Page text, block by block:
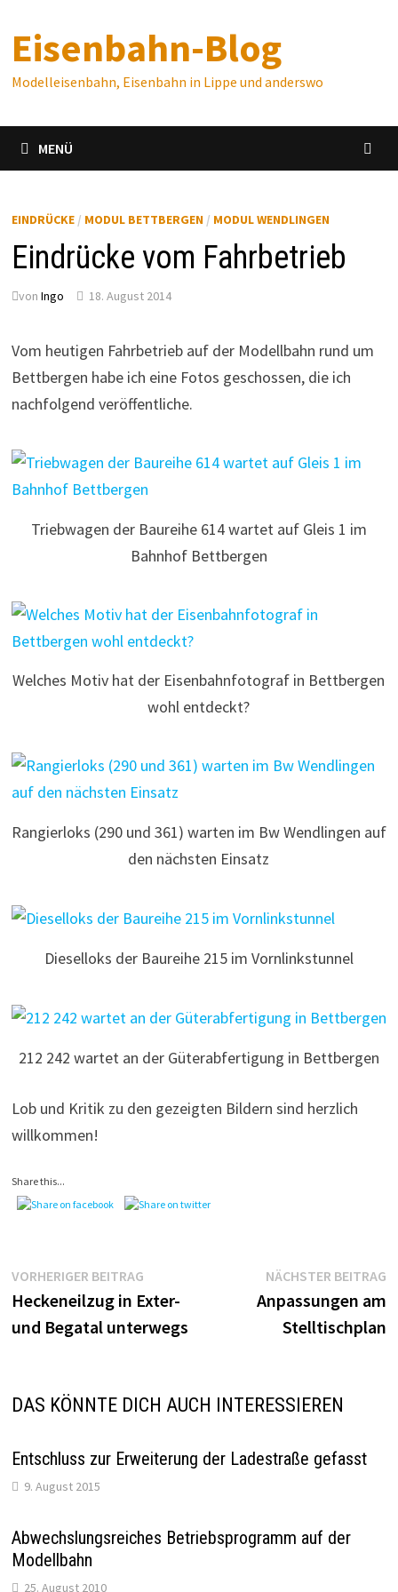
Inhalt
springen
Eisenbahn-Blog
Modelleisenbahn, Eisenbahn in Lippe und anderswo
MENÜ
EINDRÜCKE/ MODUL BETTBERGEN/ MODUL WENDLINGEN
Eindrücke vom Fahrbetrieb
von Ingo 18. August 2014
Vom heutigen Fahrbetrieb auf der Modellbahn rund um
Bettbergen habe ich eine Fotos geschossen, die ich
nachfolgend veröffentliche.
Triebwagen der Baureihe 614 wartet auf Gleis 1 im
Bahnhof Bettbergen
Welches Motiv hat der Eisenbahnfotograf in Bettbergen
wohl entdeckt?
Rangierloks (290 und 361) warten im Bw Wendlingen auf
den nächsten Einsatz
Dieselloks der Baureihe 215 im Vornlinkstunnel
212 242 wartet an der Güterabfertigung in Bettbergen
Lob und Kritik zu den gezeigten Bildern sind herzlich
willkommen!
Share this...
Beitragsnavigation
VORHERIGER BEITRAGVorheriger
Beitrag:
Heckeneilzug in Exter-
und Begatal unterwegs
NÄCHSTER BEITRAG
Anpassungen am
Stelltischplan
DAS KÖNNTE DICH AUCH INTERESSIEREN
Entschluss zur Erweiterung der Ladestraße gefasst
9. August 2015
Abwechslungsreiches Betriebsprogramm auf der
Modellbahn
25. August 2010